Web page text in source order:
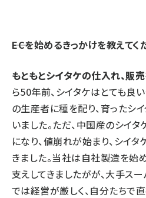
――ECを始めるきっかけを教えてく
もともとシイタケの仕入れ、販
ら50年前、シイタケはとても良
の生産者に種を配り、育ったシ
いました。ただ、中国産のシイ
になり、値崩れが始まり、シイ
きました。当社は自社製造を始
支えしてきましたがが、大手ス
では経営が厳しく、自分たちで